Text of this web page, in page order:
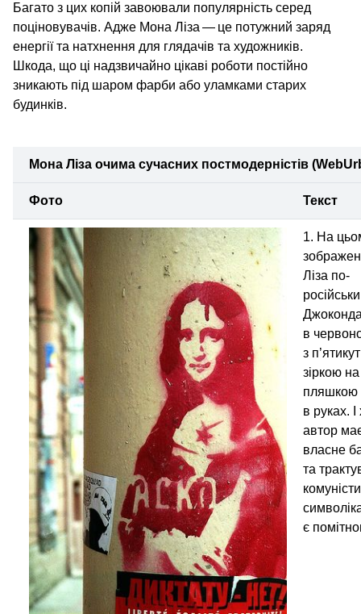
Багато з цих копій завоювали популярність серед
поціновувачів. Адже Мона Ліза — це потужний заряд
енергії та натхнення для глядачів та художників.
Шкода, що ці надзвичайно цікаві роботи постійно
зникають під шаром фарби або уламками старих
будинків.
Мона Ліза очима сучасних постмодерністів
Фото Текст
1. На
Ліза по-
в
з
зіркою
пляшкою
в руках. І
автор
власне
та
є